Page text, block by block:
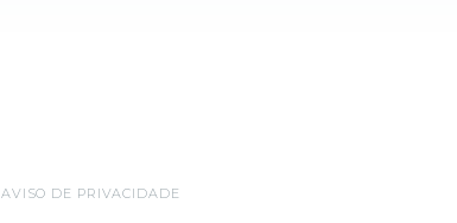
AVISO DE PRIVACIDADE